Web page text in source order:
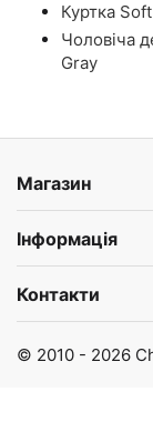
Куртка
Чоловіча
Gray
Магазин
Інформація
Контакти
© 2010 - 2026